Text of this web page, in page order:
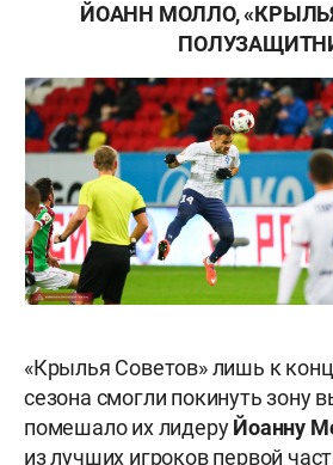
ЙОАНН МОЛЛО,
«Крылья Советов» лишь к
сезона смогли покинуть зону
помешало их лидеруЙоанну
из лучших игроков первой